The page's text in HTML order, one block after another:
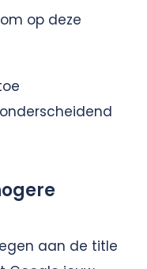
op deze
aan de title